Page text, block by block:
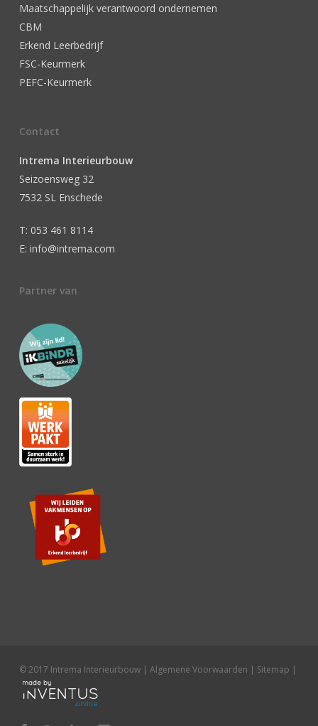
Maatschappelijk verantwoord ondernemen
CBM
Erkend Leerbedrijf
FSC-Keurmerk
PEFC-Keurmerk
Contact
Intrema Interieurbouw
Seizoensweg 32
7532 SL Enschede
T: 053 461 8114
E: info@intrema.com
Partner van
© 2017 Intrema Interieurbouw | Algemene Voorwaarden | Sitemap |